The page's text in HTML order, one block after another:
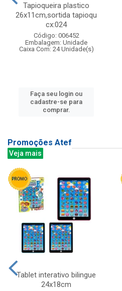
Tapioqueira plastico
26x11cm,sortida tapioqu
cx:024
Código: 006452
Embalagem: Unidade
Caixa Com: 24 Unidade(s)
Faça seu login ou
cadastre-se para
comprar.
Promoções Atef
Veja mais
Tablet interativo bilingue
24x18cm